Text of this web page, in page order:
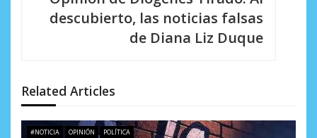
e
e
descubierto, las noticias falsas
de Diana Liz Duque
Related Articles
#NOTICIA OPINIÓN POLÍTICA